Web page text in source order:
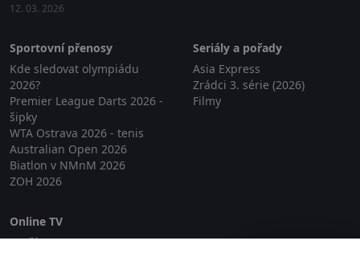
12. 03. 2026
Sportovní přenosy
Kde sledovat olympiádu
2026?
Premier League Darts 2026 -
šipky
WTA Ostrava 2026 - tenis
Australian Open 2026
Biatlon v NMnM 2026
ZOH 2026
Seriály a pořady
Asia Express
Zrádci 3. série (2026)
Filmy
Online TV
Lepší.TV